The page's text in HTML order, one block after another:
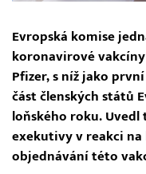
Evropská komise
koronavirové vakcíny
Pfizer, s níž jako
část členských států
loňského roku.
exekutivy v reakci
objednávání této